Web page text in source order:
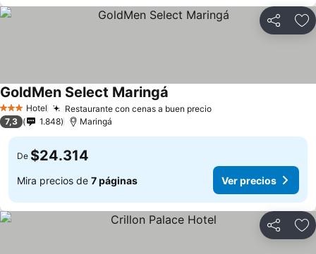
Compartir
3 Estrellas
Hotel Restaurante con cenas a buen precio
GoldMen Select Maringá
7,3 1.848 Maringá
De $24.314
Mira precios de 7 páginas Ver precios
Compartir